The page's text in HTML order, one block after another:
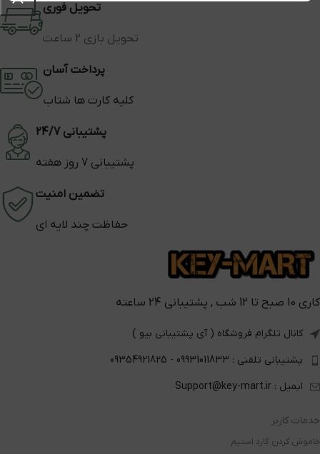
تحویل فوری
تحویل بازی 2 ساعت
پرداخت آسان
کلیه کارت ها شتاب
پشتیبانی 24/7
پشتیبانی 7 روز هفته
تضمین امنیت
حفاظت چند لایه ای
کاری 10 صبح تا 12 شب , پشتیبانی 24 ساعته
کانال تلگرام فروشگاه ( آی پشتیبانی بیو )
پشتیبانی تلفنی : 09931011833 - 09354921825
ایمیل : Support@key-mart.ir
خدمات کاربر
خاموش کردن گارد استیم